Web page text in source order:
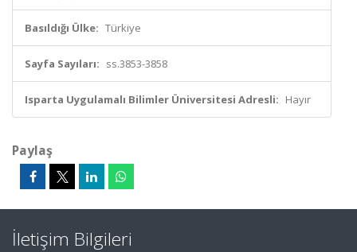
Basıldığı Ülke: Türkiye
Sayfa Sayıları: ss.3853-3858
Isparta Uygulamalı Bilimler Üniversitesi Adresli: Hayır
Paylaş
İletişim Bilgileri